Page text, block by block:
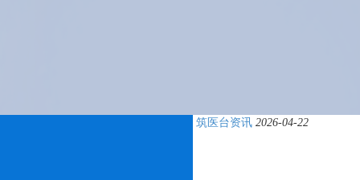
筑医台资讯 2026-04-22